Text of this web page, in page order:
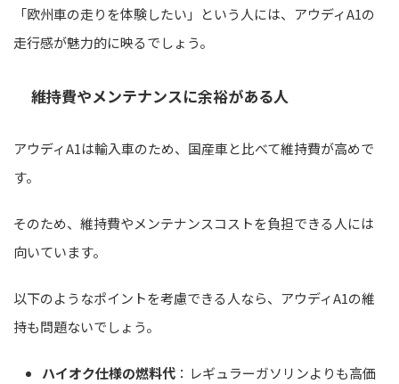
「欧州車の走りを体験したい」という人には、アウディA1の
走行感が魅力的に映るでしょう。
維持費やメンテナンスに余裕がある人
アウディA1は輸入車のため、国産車と比べて維持費が高めで
す。
そのため、維持費やメンテナンスコストを負担できる人には
向いています。
以下のようなポイントを考慮できる人なら、アウディA1の維
持も問題ないでしょう。
ハイオク仕様の燃料代 ：レギュラーガソリンよりも高価